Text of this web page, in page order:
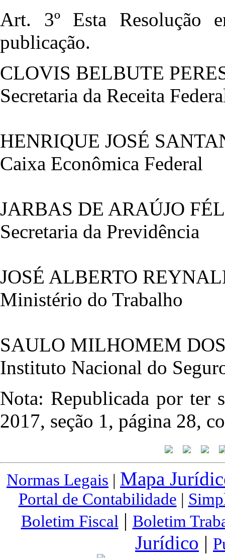
Art. 3º Esta Resolução
publicação.
CLOVIS BELBUTE
Secretaria da Receita
HENRIQUE JOSÉ
Caixa Econômica Federal
JARBAS DE ARAÚJO
Secretaria da Previdência
JOSÉ ALBERTO
Ministério do Trabalho
SAULO MILHOMEM
Instituto Nacional do
Nota: Republicada por ter
2017, seção 1, página 28,
Normas Legais | Mapa
Portal de Contabilidade |
Boletim Fiscal | Boletim
Jurídico |